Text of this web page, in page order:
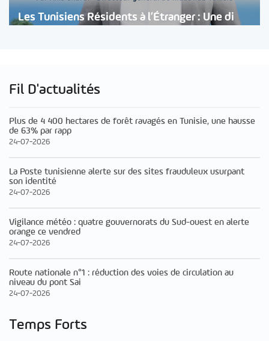
Les Tunisiens Résidents à l’Étranger : Une di
Fil D'actualités
Plus de 4 400 hectares de forêt ravagés en Tunisie, une hausse
de 63% par rapp
24-07-2026
La Poste tunisienne alerte sur des sites frauduleux usurpant
son identité
24-07-2026
Vigilance météo : quatre gouvernorats du Sud-ouest en alerte
orange ce vendred
24-07-2026
Route nationale n°1 : réduction des voies de circulation au
niveau du pont Sai
24-07-2026
Temps Forts